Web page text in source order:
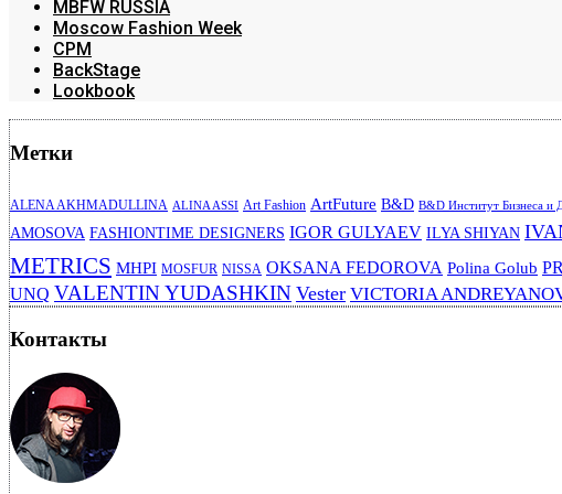
MBFW RUSSIA
Moscow Fashion Week
CPM
BackStage
Lookbook
Метки
ALENA AKHMADULLINA ALINA ASSI Art Fashion ArtFuture B&D B&D Институт Бизнеса и
AMOSOVA FASHIONTIME DESIGNERS IGOR GULYAEV ILYA SHIYAN
METRICS MHPI MOSFUR NISSA OKSANA FEDOROVA Polina Golub
UNQ VALENTIN YUDASHKIN Vester VICTORIA
Контакты